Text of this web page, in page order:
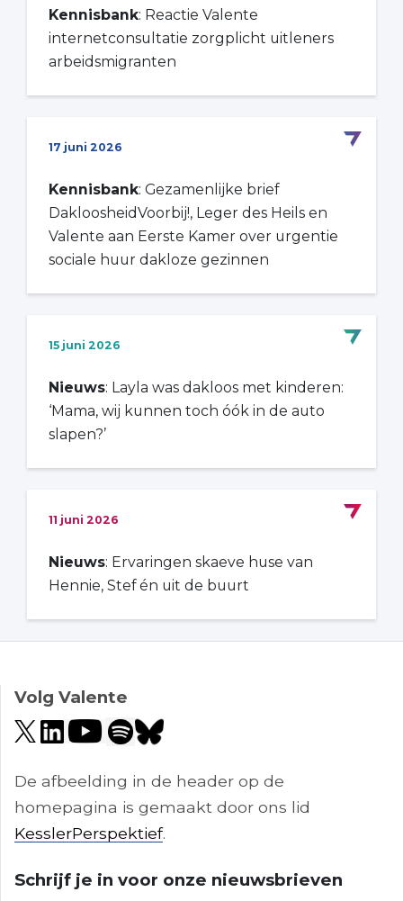
Kennisbank: Reactie Valente
internetconsultatie zorgplicht uitleners
arbeidsmigranten
17 juni 2026
Kennisbank: Gezamenlijke brief
DakloosheidVoorbij!, Leger des Heils en
Valente aan Eerste Kamer over urgentie
sociale huur dakloze gezinnen
15 juni 2026
Nieuws: Layla was dakloos met kinderen:
‘Mama, wij kunnen toch óók in de auto
slapen?’
11 juni 2026
Nieuws: Ervaringen skaeve huse van
Hennie, Stef én uit de buurt
Volg Valente
De afbeelding in de header op de
homepagina is gemaakt door ons lid
KesslerPerspektief.
Schrijf je in voor onze nieuwsbrieven